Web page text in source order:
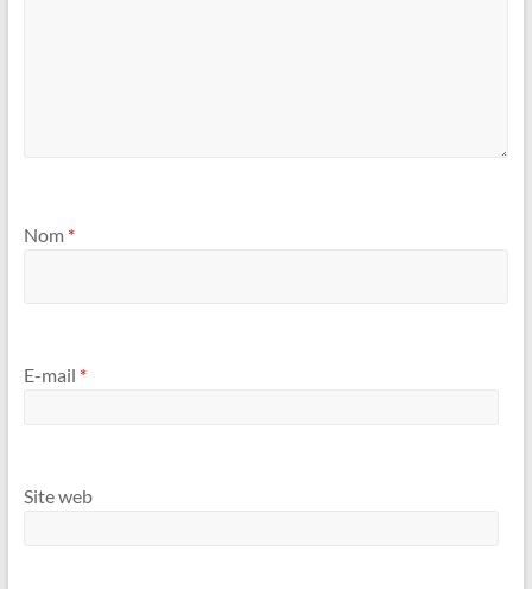
Nom *
E-mail *
Site web